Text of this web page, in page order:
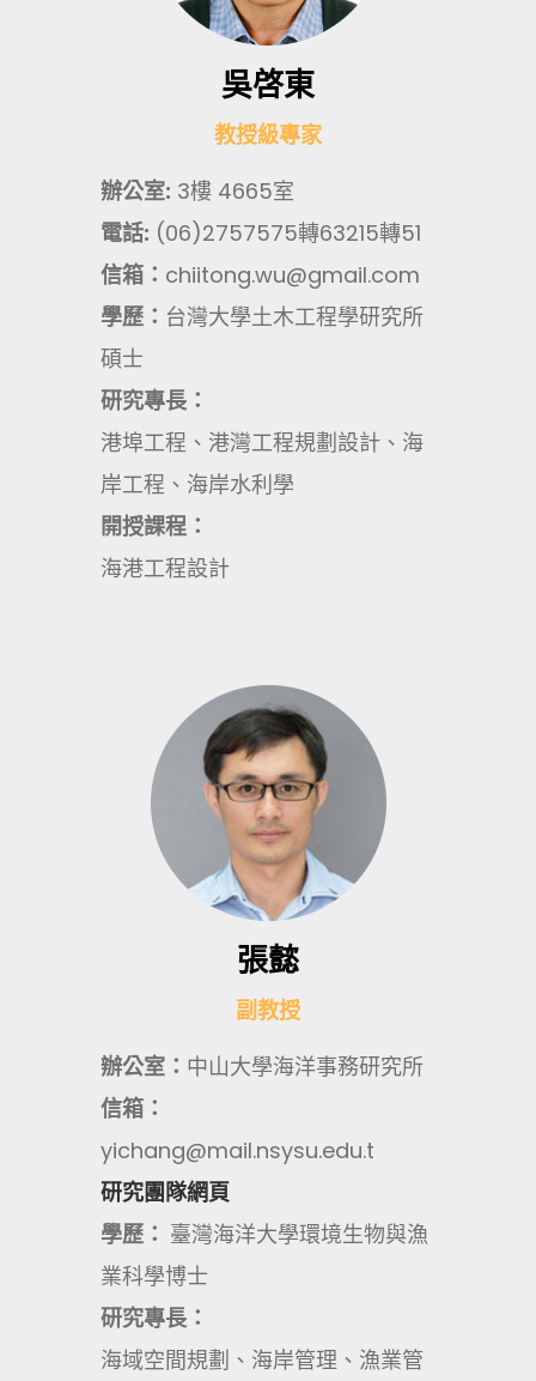
吳啓東
教授級專家
辦公室: 3樓 4665室
電話: (06)2757575轉63215轉51
信箱： chiitong.wu@gmail.com
學歷： 台灣大學土木工程學研究所
碩士
研究專長：
港埠工程、港灣工程規劃設計、海
岸工程、海岸水利學
開授課程：
海港工程設計
張懿
副教授
辦公室： 中山大學海洋事務研究所
信箱：
yichang@mail.nsysu.edu.t
研究團隊網頁
學歷： 臺灣海洋大學環境生物與漁
業科學博士
研究專長：
海域空間規劃、海岸管理、漁業管